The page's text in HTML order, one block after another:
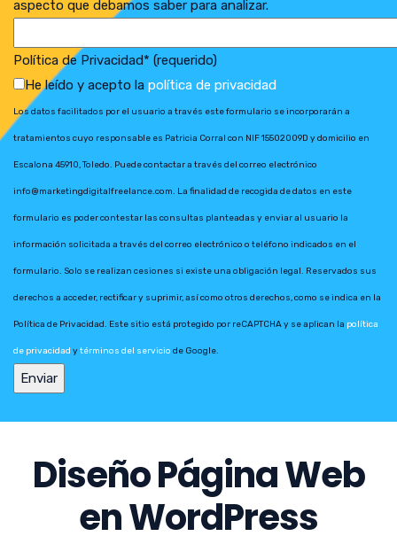
aspecto que debamos saber para analizar.
Política de Privacidad* (requerido)
He leído y acepto la política de privacidad
Los datos facilitados por el usuario a través este formulario se incorporarán a
tratamientos cuyo responsable es Patricia Corral con NIF 15502009D y domicilio en
Escalona 45910, Toledo. Puede contactar a través del correo electrónico
info@marketingdigitalfreelance.com. La finalidad de recogida de datos en este
formulario es poder contestar las consultas planteadas y enviar al usuario la
información solicitada a través del correo electrónico o teléfono indicados en el
formulario. Solo se realizan cesiones si existe una obligación legal. Reservados sus
derechos a acceder, rectificar y suprimir, así como otros derechos, como se indica en la
Política de Privacidad. Este sitio está protegido por reCAPTCHA y se aplican la política
de privacidad ytérminos del servicio de Google.
Diseño Página Web
en WordPress